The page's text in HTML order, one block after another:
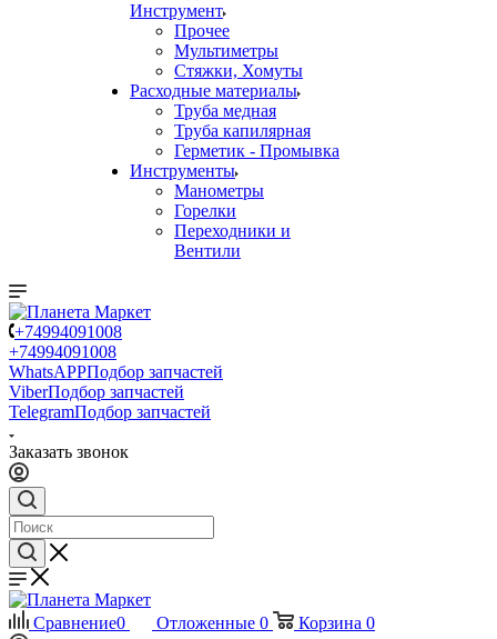
Инструмент
Прочее
Мультиметры
Стяжки, Хомуты
Расходные материалы
Труба медная
Труба капилярная
Герметик - Промывка
Инструменты
Манометры
Горелки
Переходники и
Вентили
+74994091008
+74994091008
WhatsAPPПодбор запчастей
ViberПодбор запчастей
TelegramПодбор запчастей
Заказать звонок
Сравнение0 Отложенные 0 Корзина 0